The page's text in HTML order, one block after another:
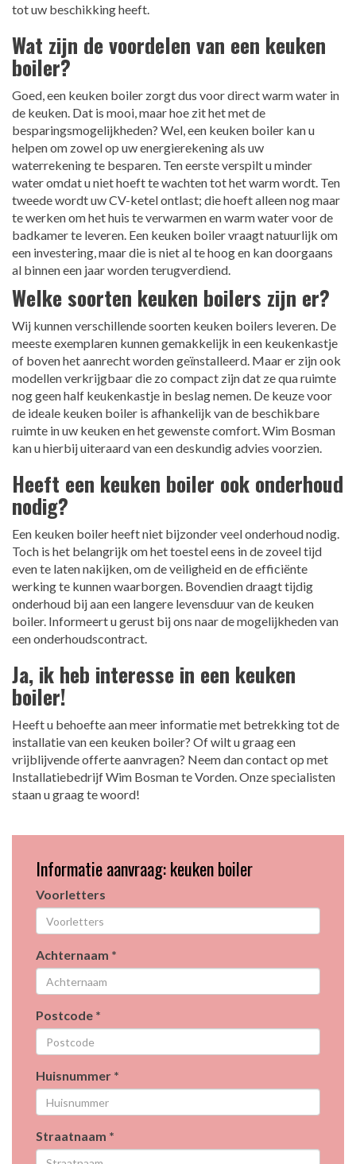
tot uw beschikking heeft.
Wat zijn de voordelen van een keuken
boiler?
Goed, een keuken boiler zorgt dus voor direct warm water in
de keuken. Dat is mooi, maar hoe zit het met de
besparingsmogelijkheden? Wel, een keuken boiler kan u
helpen om zowel op uw energierekening als uw
waterrekening te besparen. Ten eerste verspilt u minder
water omdat u niet hoeft te wachten tot het warm wordt. Ten
tweede wordt uw CV-ketel ontlast; die hoeft alleen nog maar
te werken om het huis te verwarmen en warm water voor de
badkamer te leveren. Een keuken boiler vraagt natuurlijk om
een investering, maar die is niet al te hoog en kan doorgaans
al binnen een jaar worden terugverdiend.
Welke soorten keuken boilers zijn er?
Wij kunnen verschillende soorten keuken boilers leveren. De
meeste exemplaren kunnen gemakkelijk in een keukenkastje
of boven het aanrecht worden geïnstalleerd. Maar er zijn ook
modellen verkrijgbaar die zo compact zijn dat ze qua ruimte
nog geen half keukenkastje in beslag nemen. De keuze voor
de ideale keuken boiler is afhankelijk van de beschikbare
ruimte in uw keuken en het gewenste comfort. Wim Bosman
kan u hierbij uiteraard van een deskundig advies voorzien.
Heeft een keuken boiler ook onderhoud
nodig?
Een keuken boiler heeft niet bijzonder veel onderhoud nodig.
Toch is het belangrijk om het toestel eens in de zoveel tijd
even te laten nakijken, om de veiligheid en de efficiënte
werking te kunnen waarborgen. Bovendien draagt tijdig
onderhoud bij aan een langere levensduur van de keuken
boiler. Informeert u gerust bij ons naar de mogelijkheden van
een onderhoudscontract.
Ja, ik heb interesse in een keuken
boiler!
Heeft u behoefte aan meer informatie met betrekking tot de
installatie van een keuken boiler? Of wilt u graag een
vrijblijvende offerte aanvragen? Neem dan contact op met
Installatiebedrijf Wim Bosman te Vorden. Onze specialisten
staan u graag te woord!
Informatie aanvraag: keuken boiler
Voorletters
Achternaam *
Postcode *
Huisnummer *
Straatnaam *